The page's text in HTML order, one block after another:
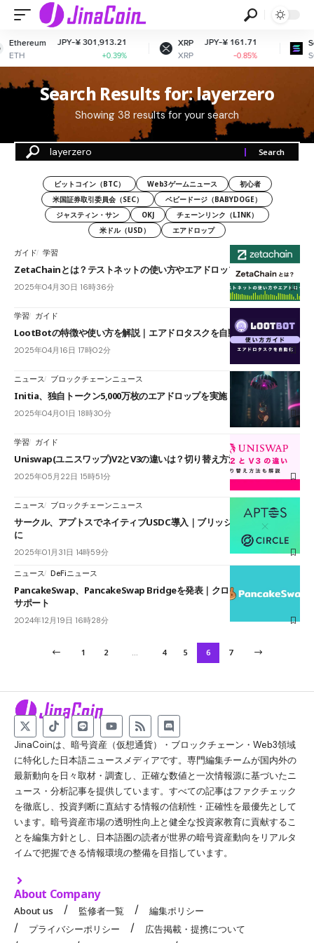
Ethereum
ETH
JPY-¥ 301,913.21
+0.39%
XRP
XRP
JPY-¥ 161.71
-0.85%
Search Results for: layerzero
Showing 38 results for your search
ビットコイン（BTC） Web3ゲームニュース
初心者
米国証券取引委員会（SEC）
ベビードージ（BABYDOGE）
ジャスティン・サン
OKJ
チェーンリンク（LINK）
米ドル（USD）
エアドロップ
ガイド 学習
ZetaChainとは？テストネットの使い方やエアドロップについて解説
2025年04月30日 16時36分
学習 ガイド
LootBotの特徴や使い方を解説｜エアドロタスクを自動化
2025年04月16日 17時02分
ニュース ブロックチェーンニュース
Initia、独自トークン5,000万枚のエアドロップを実施
2025年04月01日 18時30分
学習 ガイド
Uniswap(ユニスワップ)V2とV3の違いは？切り替え方法も解説
2025年05月22日 15時51分
ニュース ブロックチェーンニュース
サークル、アプトスでネイティブUSDC導入｜ブリッジ不要で利用可能
に
2025年01月31日 14時59分
ニュース DeFiニュース
PancakeSwap、PancakeSwap Bridgeを発表｜クロスチェーン転送を
サポート
2024年12月19日 16時28分
1 2 … 4 5 6 7
JinaCoinは、暗号資産（仮想通貨）・ブロックチェーン・Web3領域
に特化した日本語ニュースメディアです。専門編集チームが国内外の
最新動向を日々取材・調査し、正確な数値と一次情報源に基づいたニ
ュース・分析記事を提供しています。すべての記事はファクチェック
を徹底し、投資判断に直結する情報の信頼性・正確性を最優先として
います。暗号資産市場の透明性向上と健全な投資家教育に貢献するこ
とを編集方針とし、日本語圏の読者が世界の暗号資産動向をリアルタ
イムで把握できる情報環境の整備を目指しています。
About Company
About us 監修者一覧
編集ポリシー
プライバシーポリシー
広告掲載・提携について